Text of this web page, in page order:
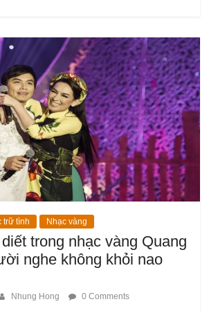
trữ tình Nhạc vàng
trong nhạc vàng Quang
nghe không khỏi nao
Nhung Hong 0 Comments